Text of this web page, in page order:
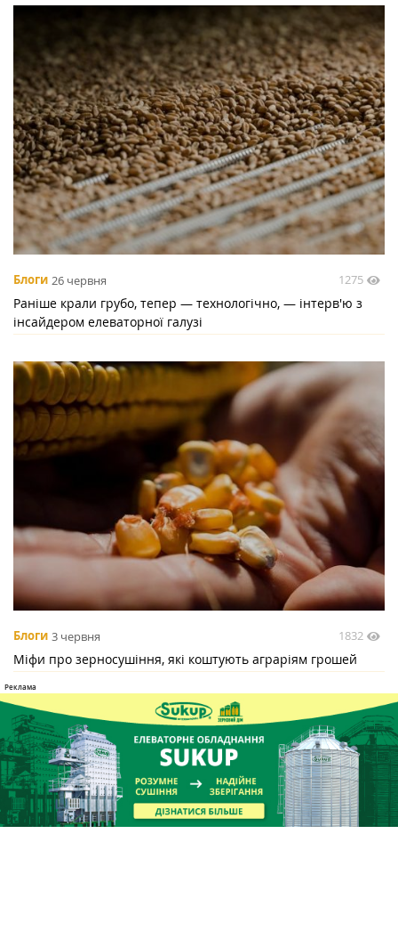
Блоги 26 червня 1275
Раніше крали грубо, тепер — технологічно, — інтерв'ю з
інсайдером елеваторної галузі
Блоги 3 червня 1832
Міфи про зерносушіння, які коштують аграріям грошей